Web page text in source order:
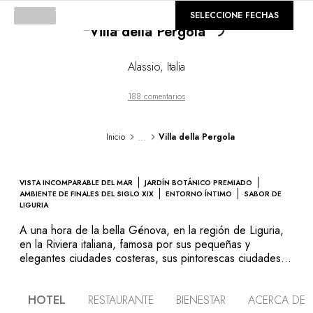
GALERÍA
Villa della Pergola
Alassio, Italia
188 comentarios
Inicio ... Villa della Pergola
VISTA INCOMPARABLE DEL MAR
JARDÍN BOTÁNICO PREMIADO
AMBIENTE DE FINALES DEL SIGLO XIX
ENTORNO ÍNTIMO
SABOR DE
LIGURIA
A una hora de la bella Génova, en la región de Liguria,
en la Riviera italiana, famosa por sus pequeñas y
elegantes ciudades costeras, sus pintorescas ciudades
arquitectónico. En perfecta armonía con un entorno
SELECCIONE FECHAS
HOTEL RESTAURANTE BIENESTAR ACERCA DE